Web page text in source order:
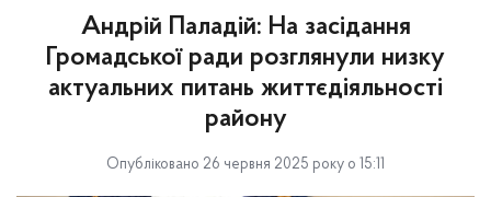
Андрій Паладій: На засідання
Громадської ради розглянули низку
актуальних питань життєдіяльності
району
Опубліковано 26 червня 2025 року о 15:11